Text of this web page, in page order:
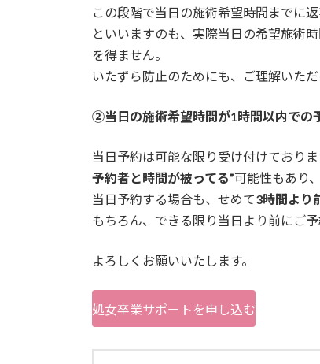
この段階で当日の施術希望時間までに
といいますのも、実際当日の希望施術
を得ません。
いたずら防止のためにも、ご理解いただ
②当日の施術希望時間が1時間以内での
当日予約は可能な限り受け付けており
予約者と時間が被ってる”可能性もあり
当日予約する場合も、せめて3時間より
もちろん、できる限り当日より前にご
よろしくお願いいたします。
処女卒業サポートを申し込む